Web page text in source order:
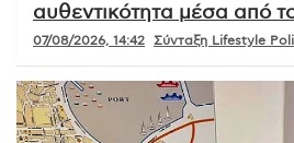
αυθεντικότητα μέσα από
07/08/2026, 14:42 Σύνταξη Lifestyle